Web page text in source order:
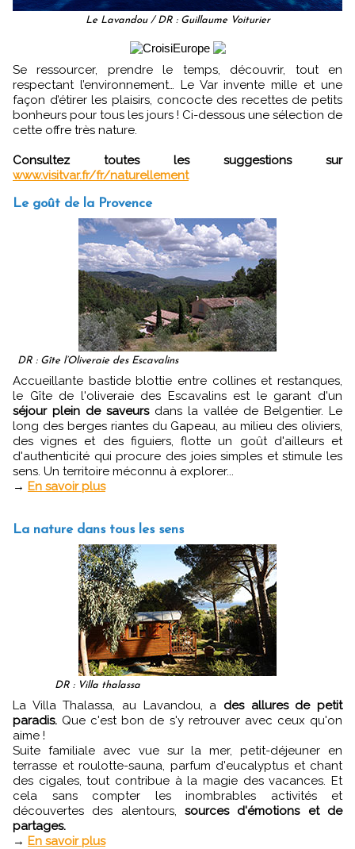
Le Lavandou / DR : Guillaume Voiturier
Se ressourcer, prendre le temps, découvrir, tout en
respectant l’environnement… Le Var invente mille et une
façon d’étirer les plaisirs, concocte des recettes de petits
bonheurs pour tous les jours ! Ci-dessous une sélection de
cette offre très nature.
Consultez toutes les suggestions sur
www.visitvar.fr/fr/naturellement
Le goût de la Provence
DR : Gîte l’Oliveraie des Escavalins
Accueillante bastide blottie entre collines et restanques,
le Gîte de l'oliveraie des Escavalins est le garant d'un
séjour plein de saveursdans la vallée de Belgentier. Le
long des berges riantes du Gapeau, au milieu des oliviers,
des vignes et des figuiers, flotte un goût d'ailleurs et
d'authenticité qui procure des joies simples et stimule les
sens. Un territoire méconnu à explorer...
→ En savoir plus
La nature dans tous les sens
DR : Villa thalassa
La Villa Thalassa, au Lavandou, a des allures de petit
paradis. Que c'est bon de s'y retrouver avec ceux qu'on
aime !
Suite familiale avec vue sur la mer, petit-déjeuner en
terrasse et roulotte-sauna, parfum d'eucalyptus et chant
des cigales, tout contribue à la magie des vacances. Et
cela sans compter les inombrables activités et
découvertes des alentours, sources d'émotions et de
partages.
→ En savoir plus